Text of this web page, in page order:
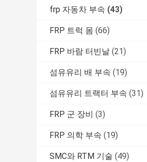
frp 자동차 부속 (43)
FRP 트럭 몸 (66)
FRP 바람 터빈날 (21)
섬유유리 배 부속 (19)
섬유유리 트랙터 부속 (31)
FRP 군 장비 (3)
FRP 의학 부속 (19)
SMC와 RTM 기술 (49)